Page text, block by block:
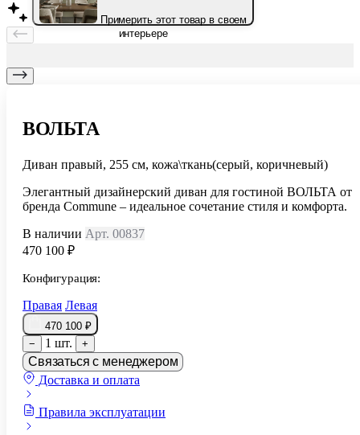
Примерить этот товар в своем
интерьере
ВОЛЬТА
Диван правый, 255 см, кожа\ткань(серый, коричневый)
Элегантный дизайнерский диван для гостиной ВОЛЬТА от
бренда Commune – идеальное сочетание стиля и комфорта.
В наличии Арт. 00837
470 100 ₽
Конфигурация:
Правая Левая
470 100 ₽
−
1 шт. +
Связаться с менеджером
Доставка и оплата
Правила эксплуатации